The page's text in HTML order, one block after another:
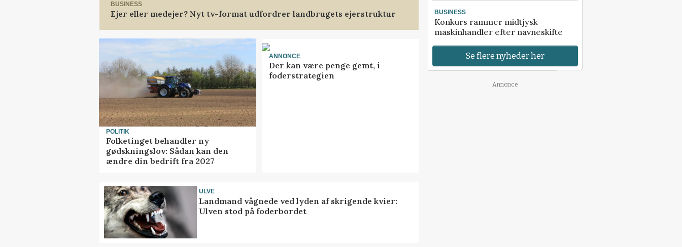
BUSINESS
Ejer eller medejer? Nyt tv-format udfordrer landbrugets ejerstruktur
POLITIK
Folketinget behandler ny
gødskningslov: Sådan kan den
ændre din bedrift fra 2027
ANNONCE
Der kan være penge gemt, i
foderstrategien
ULVE
Landmand vågnede ved lyden af skrigende kvier:
Ulven stod på foderbordet
BUSINESS
Konkurs rammer midtjysk
maskinhandler efter navneskifte
Se flere nyheder her
Annonce